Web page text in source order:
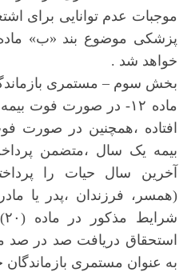
موجبات عدم توانایی برای
خواهد شد .
بخش سوم – مستمری
ماده ۱۲- در صورت فوت
افتاده ،همچنین در صورت
بیمه یک سال ،متضمن
آخرین سال حیات را
(همسر، فرزندان ،پدر یا
استحقاق دریافت صد در صد
به عنوان مستمری